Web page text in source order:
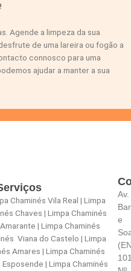
Agende a limpeza da sua
de uma lareira ou fogão a
connosco para uma
ajudar a manter a sua
Chaminés Vila Real | Limpa
Chaves | Limpa Chaminés
| Limpa Chaminés
Viana do Castelo | Limpa
Amares | Limpa Chaminés
| Limpa Chaminés
Av.
e